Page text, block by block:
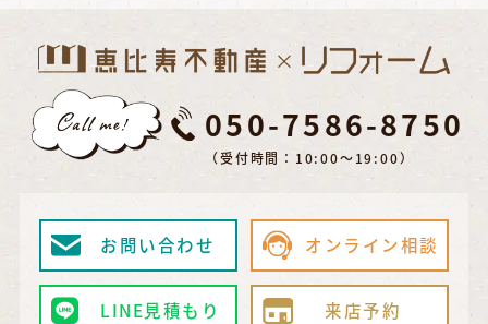
050-7586-8750
（受付時間：10:00～19:00）
お問い合わせ オンライン相談
LINE見積もり 来店予約